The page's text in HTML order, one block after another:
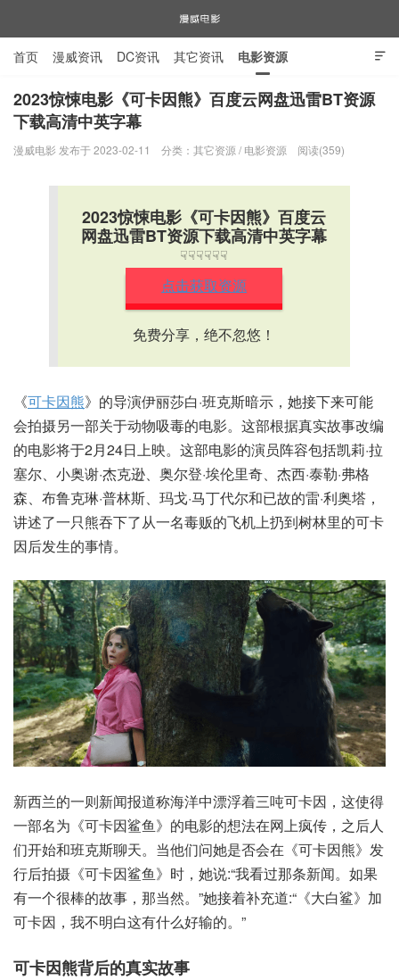
漫威电影

首页 漫威资讯 DC资讯 其它资讯 电影资源
电视剧资源 漫威图片
2023惊悚电影《可卡因熊》百度云网盘迅雷BT资源
下载高清中英字幕
漫威电影 发布于 2023-02-11 分类： 其它资源 / 电影资源 阅读(359)
2023惊悚电影《可卡因熊》百度云
网盘迅雷BT资源下载高清中英字幕
☟☟☟☟☟☟
点击获取资源
免费分享，绝不忽悠！
《可卡因熊》的导演伊丽莎白·班克斯暗示，她接下来可能
会拍摄另一部关于动物吸毒的电影。这部根据真实故事改编
的电影将于2月24日上映。这部电影的演员阵容包括凯莉·拉
塞尔、小奥谢·杰克逊、奥尔登·埃伦里奇、杰西·泰勒·弗格
森、布鲁克琳·普林斯、玛戈·马丁代尔和已故的雷·利奥塔，
讲述了一只熊吞下了从一名毒贩的飞机上扔到树林里的可卡
因后发生的事情。
新西兰的一则新闻报道称海洋中漂浮着三吨可卡因，这使得
一部名为《可卡因鲨鱼》的电影的想法在网上疯传，之后人
们开始和班克斯聊天。当他们问她是否会在《可卡因熊》发
行后拍摄《可卡因鲨鱼》时，她说:“我看过那条新闻。如果
有一个很棒的故事，那当然。”她接着补充道:“《大白鲨》加
可卡因，我不明白这有什么好输的。”
可卡因熊背后的真实故事